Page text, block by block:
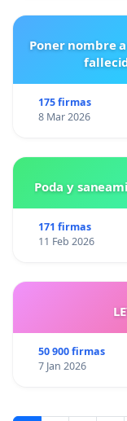
Poner nombre
175 firmas
8 Mar 2026
Poda y
171 firmas
11 Feb 2026
50 900 firmas
7 Jan 2026